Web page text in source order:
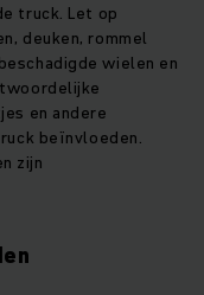
truck. Let op
deuken, rommel
wielen en
en andere
beïnvloeden.
zijn